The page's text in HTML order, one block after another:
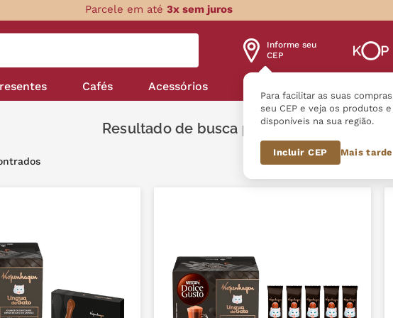
Parcele em até 3x sem juros
Informe seu
CEP
Para facilitar as suas
seu CEP e veja os produtos
disponíveis na sua região.
Incluir CEP Mais tarde
Cafés Acessórios
kits-e-combos